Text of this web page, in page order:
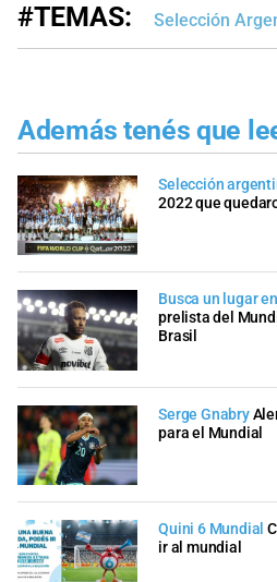
#TEMAS: Selección
Además tenés que
Selección
2022 que
Busca un lugar
prelista del
Brasil
Serge Gnabry
para el Mundial
Quini 6 Mundial
ir al mundial